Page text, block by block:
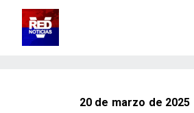
20 de marzo de 2025